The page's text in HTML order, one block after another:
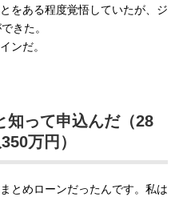
をある程度覚悟していたが、ジ
きた。
ンだ。
って申込んだ（28
万円）
とめローンだったんです。私は